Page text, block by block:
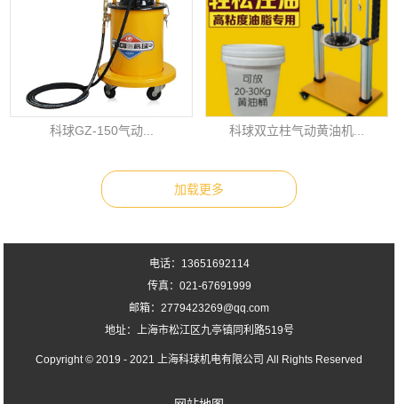
科球GZ-150气动... 科球双立柱气动黄油机...
电话：13651692114
传真：021-67691999
邮箱：2779423269@qq.com
地址：上海市松江区九亭镇同利路519号
Copyright © 2019 - 2021 上海科球机电有限公司 All Rights Reserved